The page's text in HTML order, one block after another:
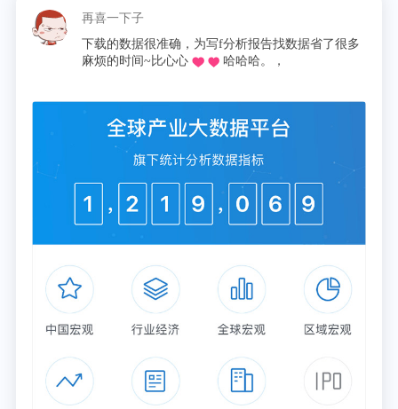
随后在2月，论坛Maza（也被称
为“Mazafaka”“MFclub”）也遭到了攻击。这是一个有
十多年历史的、臭名昭著的俄罗斯地下网络犯罪论
过去多年，Maza是世界上最多产的一个网络犯罪分
子“顶级会所”，也是许多犯罪活动的重要交易场所，
包括恶意软件分发、洗钱、信用卡信息销售、账户销
售和许多其他非法行为。
Maza也一直被视为业内的“高端用户”群，准入门槛很
高。或许也正是因为此，不少用户已经从Maza转移
到了ShadowCrew等网站。
就在上周，这个高端会所的会员们发现，论坛被黑
再喜一下子
下载的数据很准确，为写f分析报告找数据省了很多
麻烦的时间~比心心
哈哈哈。，